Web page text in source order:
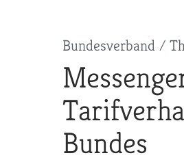
Pfadnavigation
Bundesverband
Bundes